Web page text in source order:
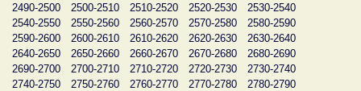
2490-2500
2500-2510 2510-2520 2520-2530
2530-2540
2540-2550
2550-2560 2560-2570 2570-2580
2580-2590
2590-2600
2600-2610 2610-2620 2620-2630
2630-2640
2640-2650
2650-2660 2660-2670 2670-2680
2680-2690
2690-2700
2700-2710 2710-2720 2720-2730
2730-2740
2740-2750
2750-2760 2760-2770 2770-2780
2780-2790